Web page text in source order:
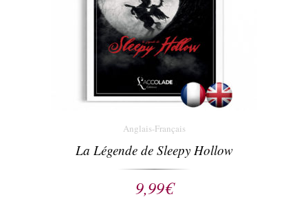
Anglais-Français
La Légende de Sleepy Hollow
9,99€